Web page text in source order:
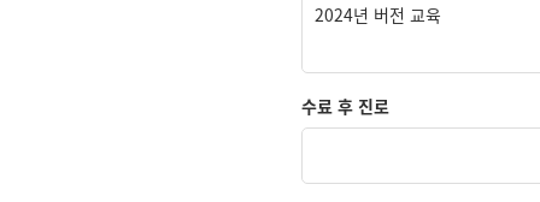
2024년 버전 교육
수료 후 진로